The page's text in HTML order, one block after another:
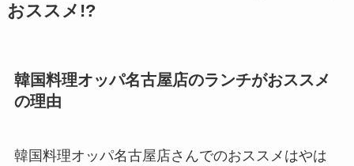
おススメ!?
韓国料理オッパ名古屋店のランチがおススメ
の理由
韓国料理オッパ名古屋店さんでのおススメはやは